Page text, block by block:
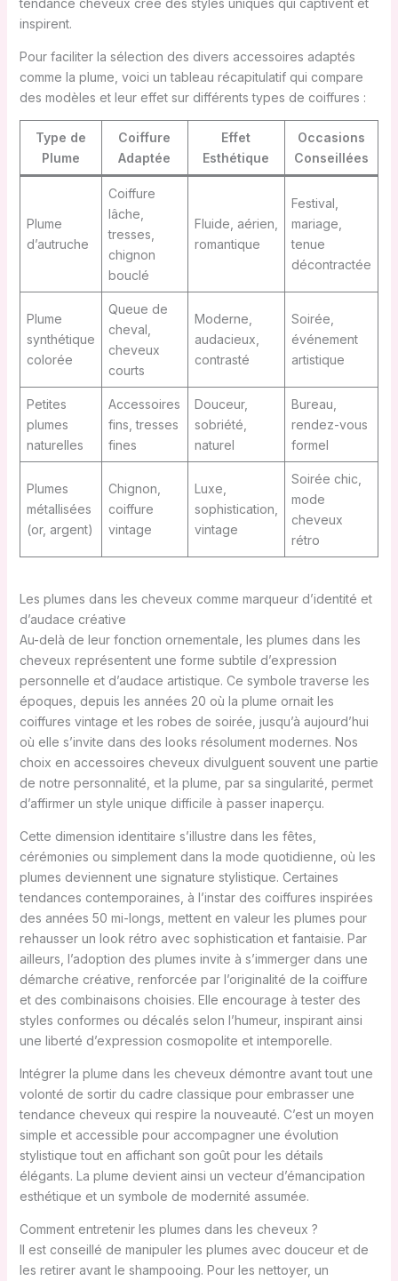
inspirent.
Pour faciliter la sélection des divers accessoires adaptés
comme la plume, voici un tableau récapitulatif qui compare
des modèles et leur effet sur différents types de coiffures :
Type de
Plume
Coiffure
Adaptée
Effet
Esthétique
Occasions
Conseillées
Plume
d’autruche
Coiffure
lâche,
tresses,
chignon
bouclé
Fluide, aérien,
romantique
Festival,
mariage,
tenue
décontractée
Plume
synthétique
colorée
Queue de
cheval,
cheveux
courts
Moderne,
audacieux,
contrasté
Soirée,
événement
artistique
Petites
plumes
naturelles
Accessoires
fins, tresses
fines
Douceur,
sobriété,
naturel
Bureau,
rendez-vous
formel
Plumes
métallisées
(or, argent)
Chignon,
coiffure
vintage
Luxe,
sophistication,
vintage
Soirée chic,
mode
cheveux
rétro
Les plumes dans les cheveux comme marqueur d’identité et
d’audace créative
Au-delà de leur fonction ornementale, les plumes dans les
cheveux représentent une forme subtile d’expression
personnelle et d’audace artistique. Ce symbole traverse les
époques, depuis les années 20 où la plume ornait les
coiffures vintage et les robes de soirée, jusqu’à aujourd’hui
où elle s’invite dans des looks résolument modernes. Nos
choix en accessoires cheveux divulguent souvent une partie
de notre personnalité, et la plume, par sa singularité, permet
d’affirmer un style unique difficile à passer inaperçu.
Cette dimension identitaire s’illustre dans les fêtes,
cérémonies ou simplement dans la mode quotidienne, où les
plumes deviennent une signature stylistique. Certaines
tendances contemporaines, à l’instar des coiffures inspirées
des années 50 mi-longs, mettent en valeur les plumes pour
rehausser un look rétro avec sophistication et fantaisie. Par
ailleurs, l’adoption des plumes invite à s’immerger dans une
démarche créative, renforcée par l’originalité de la coiffure
et des combinaisons choisies. Elle encourage à tester des
styles conformes ou décalés selon l’humeur, inspirant ainsi
une liberté d’expression cosmopolite et intemporelle.
Intégrer la plume dans les cheveux démontre avant tout une
volonté de sortir du cadre classique pour embrasser une
tendance cheveux qui respire la nouveauté. C’est un moyen
simple et accessible pour accompagner une évolution
stylistique tout en affichant son goût pour les détails
élégants. La plume devient ainsi un vecteur d’émancipation
esthétique et un symbole de modernité assumée.
Comment entretenir les plumes dans les cheveux ?
Il est conseillé de manipuler les plumes avec douceur et de
les retirer avant le shampooing. Pour les nettoyer, un